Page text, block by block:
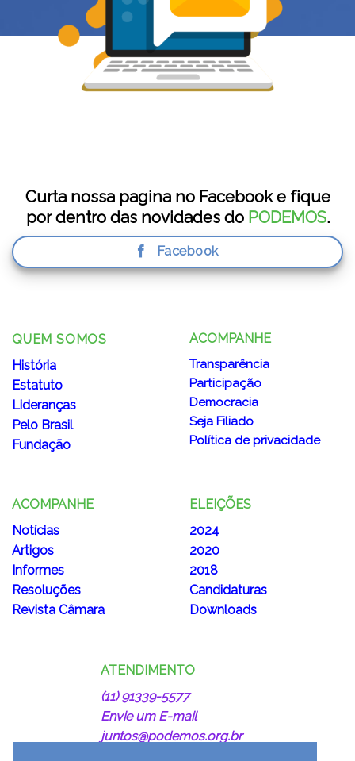
Curta nossa pagina no Facebook e fique
por dentro das novidades do PODEMOS.
Facebook
QUEM SOMOS
História
Estatuto
Lideranças
Pelo Brasil
Fundação
ACOMPANHE
Transparência
Participação
Democracia
Seja Filiado
Política de privacidade
ACOMPANHE
Notícias
Artigos
Informes
Resoluções
Revista Câmara
ELEIÇÕES
2024
2020
2018
Candidaturas
Downloads
ATENDIMENTO
(11) 91339-5577
Envie um E-mail
juntos@podemos.org.br